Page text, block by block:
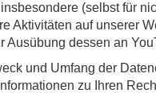
(selbst für
Aktivitäten auf unserer
Ausübung dessen an
und Umfang der
zu Ihren